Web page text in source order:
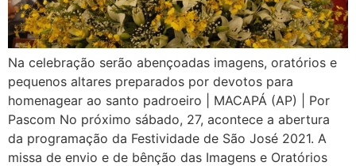
Na celebração serão abençoadas imagens, oratórios e
pequenos altares preparados por devotos para
homenagear ao santo padroeiro | MACAPÁ (AP) | Por
Pascom No próximo sábado, 27, acontece a abertura
da programação da Festividade de São José 2021. A
missa de envio e de bênção das Imagens e Oratórios